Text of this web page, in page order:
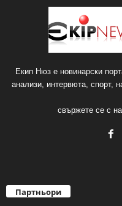
Екип Нюз е новинарски
анализи, интервюта, спорт,
свържете се с
Партньори